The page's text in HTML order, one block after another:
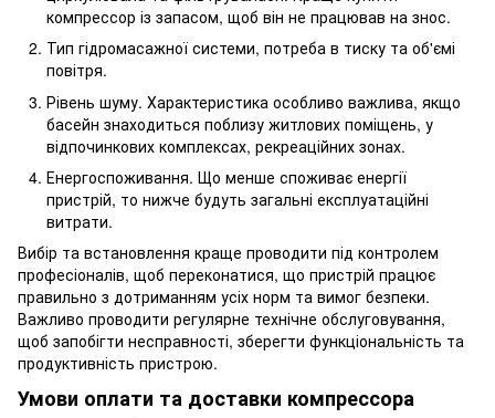
компрессор із запасом, щоб він не працював на знос.
Тип гідромасажної системи, потреба в тиску та об'ємі
повітря.
Рівень шуму. Характеристика особливо важлива, якщо
басейн знаходиться поблизу житлових поміщень, у
відпочинкових комплексах, рекреаційних зонах.
Енергоспоживання. Що менше споживає енергії
пристрій, то нижче будуть загальні експлуатаційні
витрати.
Вибір та встановлення краще проводити під контролем
професіоналів, щоб переконатися, що пристрій працює
правильно з дотриманням усіх норм та вимог безпеки.
Важливо проводити регулярне технічне обслуговування,
щоб запобігти несправності, зберегти функціональність та
продуктивність пристрою.
Умови оплати та доставки компрессора